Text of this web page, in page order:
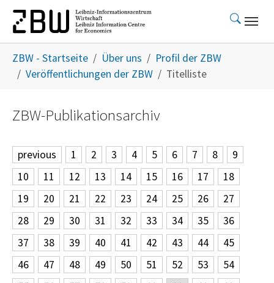
Skip to main content
ZBW - Startseite Über uns
Profil der ZBW
Veröffentlichungen der ZBW
Titelliste
ZBW-Publikationsarchiv
previous 1 2 3 4 5 6 7 8
9
10
11 12 13 14 15 16 17
18
19
20 21 22 23 24 25 26
27
28
29 30 31 32 33 34 35
36
37
38 39 40 41 42 43 44
45
46
47 48 49 50 51 52 53
54